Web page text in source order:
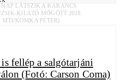
LÁTSZIK A KARANCS
KILÁTÓ MÖGÖTT 2018.
MTI/KOMKA PÉTER)